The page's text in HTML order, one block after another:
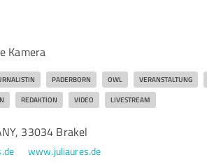
Kamera
PADERBORN OWL VERANSTALTUNG
REDAKTION VIDEO LIVESTREAM
33034 Brakel
www.juliaures.de